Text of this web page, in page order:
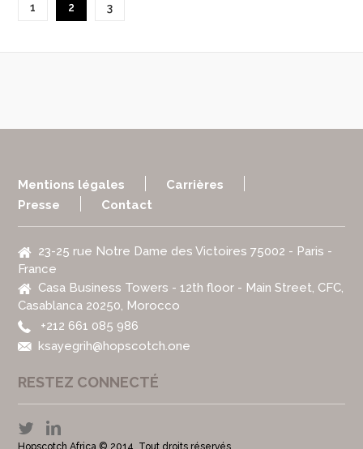
1 2 3
Mentions légales
Carrières
Presse
Contact
23-25 rue Notre Dame des Victoires 75002 - Paris -
France
Casa Business Towers - 12th floor - Main Street, CFC,
Casablanca 20250, Morocco
+212 661 085 986
ksayegrih@hopscotch.one
RESTEZ CONNECTÉ
Hopscotch Africa © 2014. Tout droits réservés.